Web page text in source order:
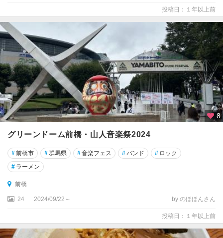
投稿日：１年以上前
8
グリーンドーム前橋・山人音楽祭2024
#前橋市 #群馬県 #音楽フェス #バンド # ロック
# ラーメン
前橋
24 2024/09/22～ by のほほんさん
投稿日：１年以上前